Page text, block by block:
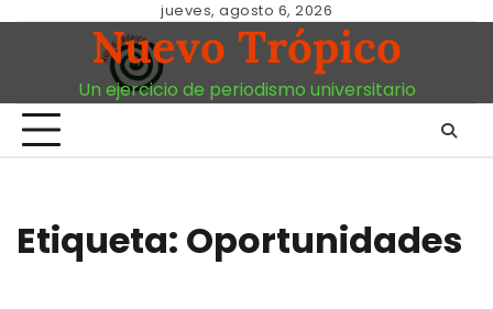
jueves, agosto 6, 2026
Nuevo Trópico
Un ejercicio de periodismo universitario
Etiqueta: Oportunidades